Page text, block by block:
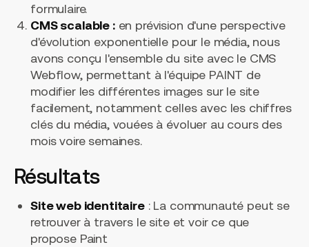
formulaire.
CMS scalable :en prévision d'une perspective
d'évolution exponentielle pour le média, nous
avons conçu l'ensemble du site avec le CMS
Webflow, permettant à l'équipe PAINT de
modifier les différentes images sur le site
facilement, notamment celles avec les chiffres
clés du média, vouées à évoluer au cours des
mois voire semaines.
Résultats
Site web identitaire: La communauté peut se
retrouver à travers le site et voir ce que
propose Paint